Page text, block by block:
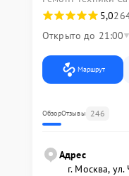
5,0
Открыто до 21:00
Маршрут
ОбзорОтзывы 246
Адрес
г. Москва,